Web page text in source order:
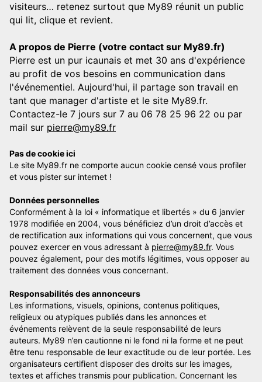
visiteurs… retenez surtout que My89 réunit un public
qui lit, clique et revient.
A propos de Pierre (votre contact sur My89.fr)
Pierre est un pur icaunais et met 30 ans d'expérience
au profit de vos besoins en communication dans
l'événementiel. Aujourd'hui, il partage son travail en
tant que manager d'artiste et le site My89.fr.
Contactez-le 7 jours sur 7 au 06 78 25 96 22 ou par
mail sur pierre@my89.fr
Pas de cookie ici
Le site My89.fr ne comporte aucun cookie censé vous profiler
et vous pister sur internet !
Données personnelles
Conformément à la loi « informatique et libertés » du 6 janvier
1978 modifiée en 2004, vous bénéficiez d’un droit d’accès et
de rectification aux informations qui vous concernent, que vous
pouvez exercer en vous adressant à pierre@my89.fr. Vous
pouvez également, pour des motifs légitimes, vous opposer au
traitement des données vous concernant.
Responsabilités des annonceurs
Les informations, visuels, opinions, contenus politiques,
religieux ou atypiques publiés dans les annonces et
événements relèvent de la seule responsabilité de leurs
auteurs. My89 n’en cautionne ni le fond ni la forme et ne peut
être tenu responsable de leur exactitude ou de leur portée. Les
organisateurs certifient disposer des droits sur les images,
textes et affiches transmis pour publication. Concernant les